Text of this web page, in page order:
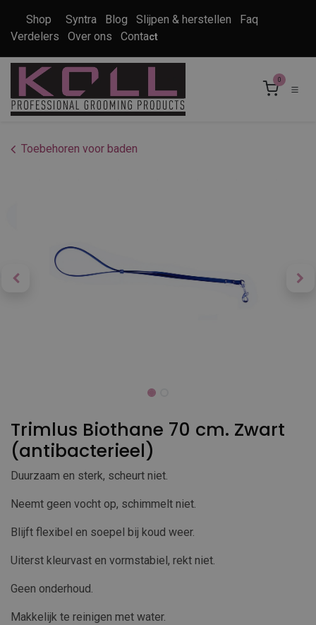
Shop Syntra Blog Slijpen & herstellen
Faq
Verdelers
Over ons Contact
0
Toebehoren voor baden
Trimlus Biothane 70 cm. Zwart
(antibacterieel)
Duurzaam en sterk, scheurt niet.
Neemt geen vocht op, schimmelt niet.
Blijft flexibel en soepel bij koud weer.
Uiterst kleurvast en vormstabiel, rekt niet.
Geen onderhoud.
Makkelijk te reinigen met water.